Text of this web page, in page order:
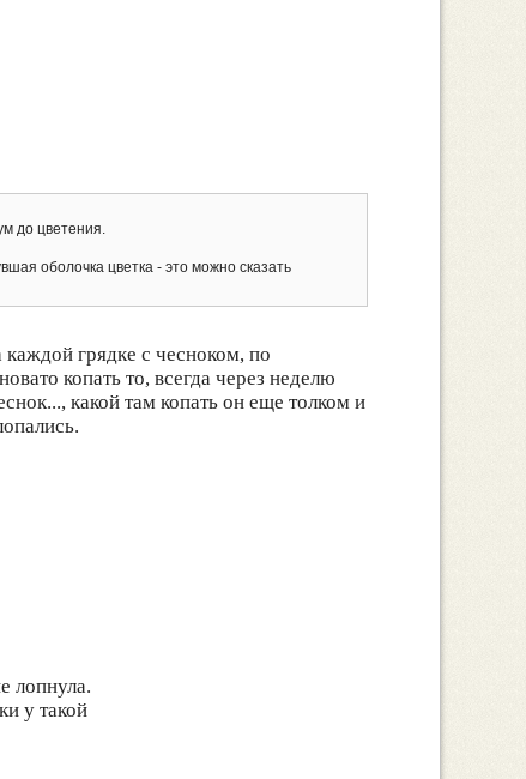
до цветения.
оболочка цветка - это можно сказать
каждой грядке с чесноком, по
копать то, всегда через неделю
какой там копать он еще толком и
лопнула.
у такой